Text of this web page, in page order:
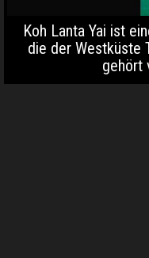
Koh Lanta Yai ist
die der Westküste
gehört